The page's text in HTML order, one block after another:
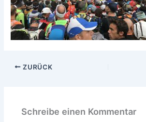
ZURÜCK
Schreibe einen Kommentar